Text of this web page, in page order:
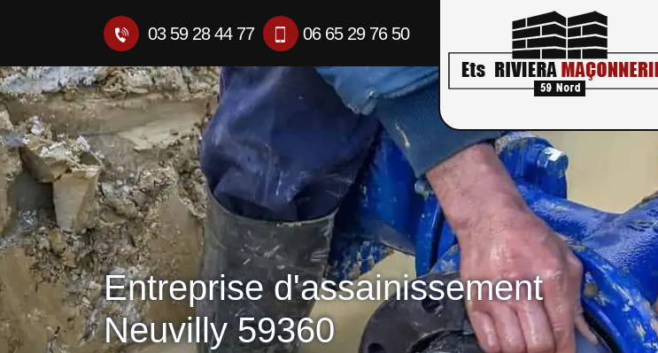
03 59 28 44 77 06 65 29 76 50
Entreprise d'assainissement
Neuvilly 59360